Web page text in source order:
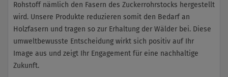
Rohstoff nämlich den Fasern des Zuckerrohrstocks hergestellt
wird. Unsere Produkte reduzieren somit den Bedarf an
Holzfasern und tragen so zur Erhaltung der Wälder bei. Diese
umweltbewusste Entscheidung wirkt sich positiv auf Ihr
Image aus und zeigt Ihr Engagement für eine nachhaltige
Zukunft.